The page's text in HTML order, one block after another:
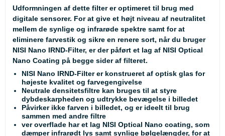
Udformningen af dette filter er optimeret til brug med
digitale sensorer. For at give et højt niveau af neutralitet
mellem de synlige og infrarøde spektre samt for at
eliminere farvestik og sikre en renere sort, når du bruger
NISI Nano IRND-Filter, er der påført et lag af NISI Optical
Nano Coating på begge sider af filteret.
NISI Nano IRND-Filter er konstrueret af optisk glas for
højeste kvalitet og farvegengivelse
Neutrale densitetsfiltre kan bruges til at styre
dybdeskarpheden og udtrykke bevægelse i billedet
Påvirker ikke farven i billedet, og er ideelt til brug
sammen med andre filtre
ver overflade har et lag NISI Optical Nano coating, som
dæmper infrarødt lys samt synlige bølgelængder, for at